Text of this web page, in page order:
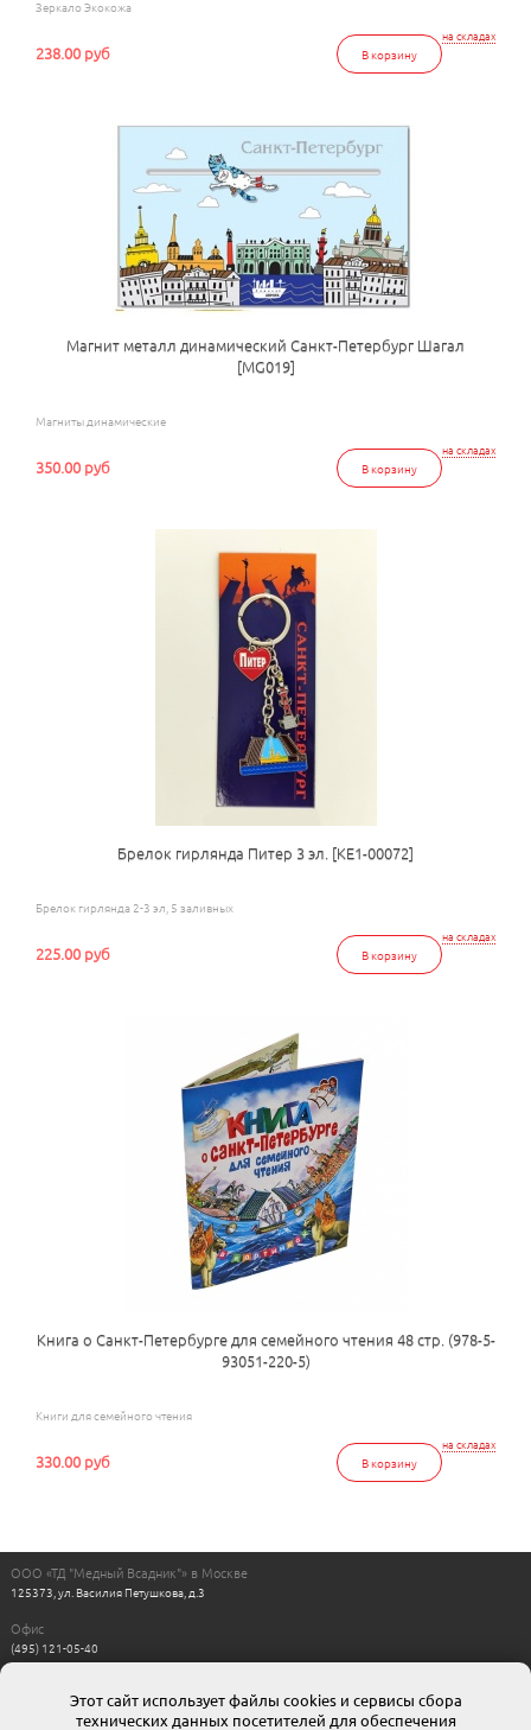
Зеркало Экокожа
на складах
В корзину
238.00 руб
Магнит металл динамический Санкт-Петербург Шагал
[MG019]
Магниты динамические
на складах
В корзину
350.00 руб
Брелок гирлянда Питер 3 эл. [КЕ1-00072]
Брелок гирлянда 2-3 эл, 5 заливных
на складах
В корзину
225.00 руб
Книга о Санкт-Петербурге для семейного чтения 48 стр. (978-5-
93051-220-5)
Книги для семейного чтения
на складах
В корзину
330.00 руб
ООО «ТД "Медный Всадник"» в Москве
125373, ул. Василия Петушкова, д.3
Офис
(495) 121-05-40
Пн-Пт с 11:00 до 17:00
Интернет магазин
8-800-511-00-88
Этот сайт использует файлы cookies и сервисы сбора
технических данных посетителей для обеспечения